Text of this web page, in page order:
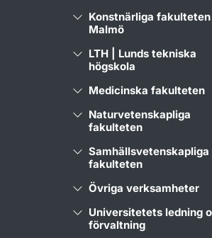
Konstnärliga
Malmö
LTH | Lunds tekniska
högskola
Medicinska fakulteten
Naturvetenskapliga
fakulteten
Samhällsvetenskapliga
fakulteten
Övriga verksamheter
Universitetets ledning
förvaltning